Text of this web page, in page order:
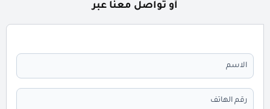
أو تواصل معنا عبر